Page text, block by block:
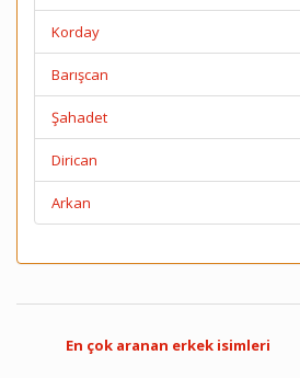
Korday
Barışcan
Şahadet
Dirican
Arkan
En çok aranan erkek isimleri